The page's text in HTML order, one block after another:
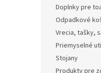
Doplnky pre
Odpadkové
Vrecia, tašky,
Priemyselné
Stojany
Produkty pre